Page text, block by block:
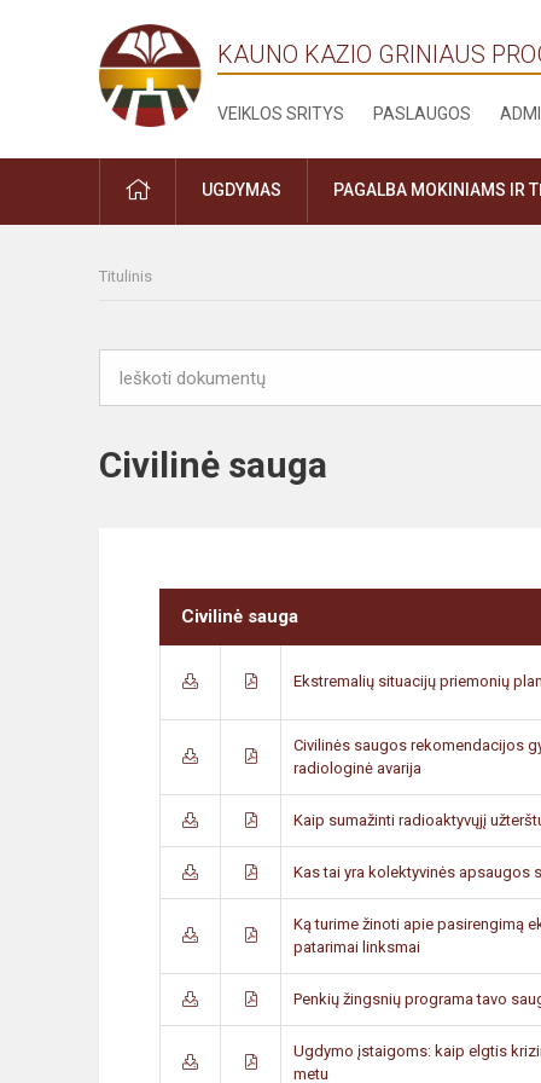
KAUNO KAZIO GRINIAUS
VEIKLOS SRITYS PASLAUGOS
PRADŽIAUGDYMAS PAGALBA MOKINIAMS IR
Titulinis
Civilinė sauga
Civilinė sauga
Ekstremalių situacijų priemonių
Civilinės saugos rekomendacijos
radiologinė avarija
Kaip sumažinti radioaktyvųjį
Kas tai yra kolektyvinės apsaugos
Ką turime žinoti apie pasirengimą
patarimai linksmai
Penkių žingsnių programa tavo
Ugdymo įstaigoms: kaip elgtis
metu